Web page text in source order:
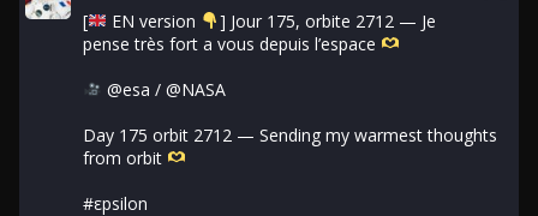
[ EN version
] Jour 175, orbite 2712 — Je
pense très fort a vous depuis l’espace
@esa / @NASA
Day 175 orbit 2712 — Sending my warmest thoughts
from orbit
#εpsilon